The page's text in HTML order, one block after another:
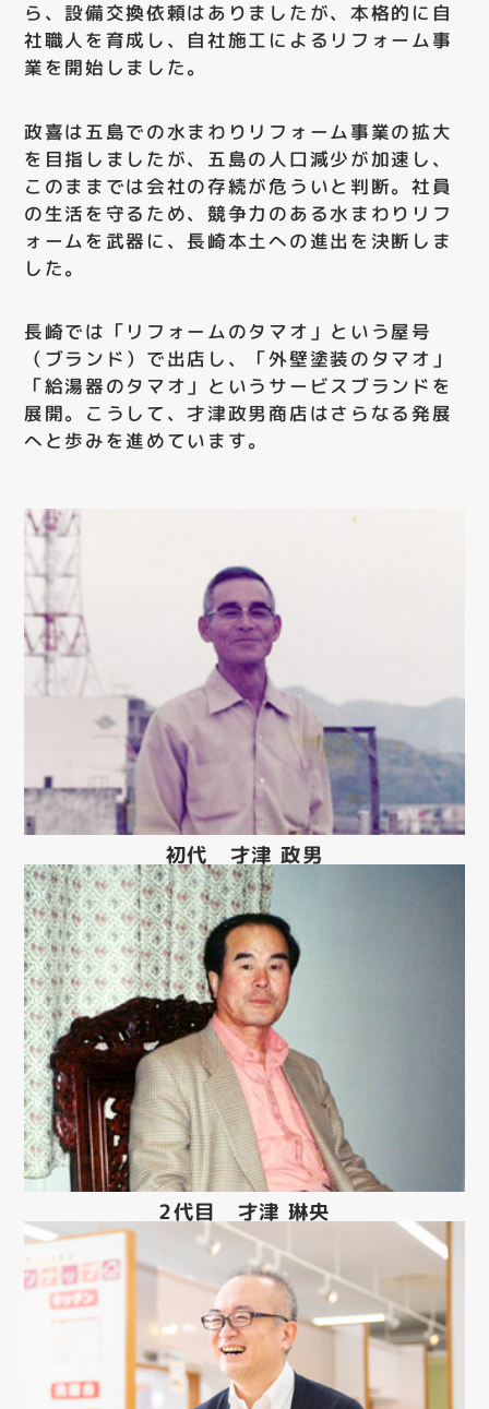
ら、設備交換依頼はありましたが、本格的に自
社職人を育成し、自社施工によるリフォーム事
業を開始しました。
政喜は五島での水まわりリフォーム事業の拡大
を目指しましたが、五島の人口減少が加速し、
このままでは会社の存続が危ういと判断。社員
の生活を守るため、競争力のある水まわりリフ
ォームを武器に、長崎本土への進出を決断しま
した。
長崎では「リフォームのタマオ」という屋号
（ブランド）で出店し、「外壁塗装のタマオ」
「給湯器のタマオ」というサービスブランドを
展開。こうして、才津政男商店はさらなる発展
へと歩みを進めています。
初代 才津 政男
2代目 才津 琳央